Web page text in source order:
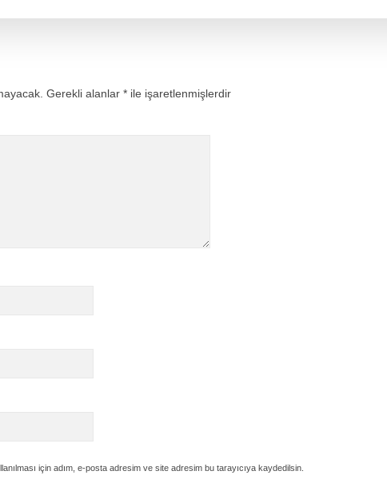
Gerekli alanlar * ile işaretlenmişlerdir
için adım, e-posta adresim ve site adresim bu tarayıcıya kaydedilsin.